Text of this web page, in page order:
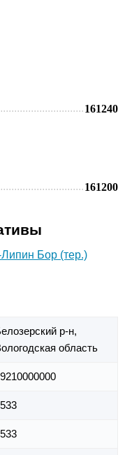
161240
161200
Бор (тер.)
р-н,
область